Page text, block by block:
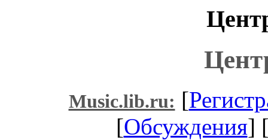
Music.lib.ru: [
[Обсуждения]